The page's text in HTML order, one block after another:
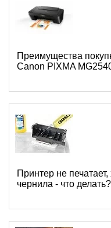
Преимущества
Canon PIXMA
Принтер не
чернила - что делать?